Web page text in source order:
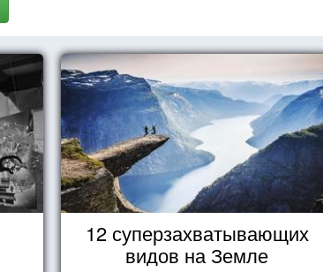
12 суперзахватывающих
видов на Земле